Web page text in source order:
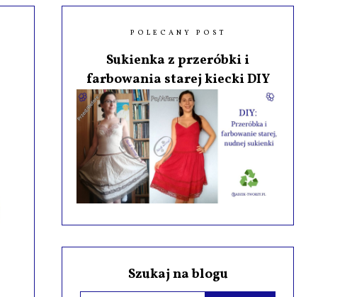
POLECANY POST
Sukienka z przeróbki i
farbowania starej kiecki DIY
Szukaj na blogu